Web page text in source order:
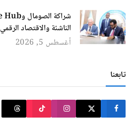
الناشئة والاقتصاد الرقمي
أغسطس 5, 2026
تابعنا